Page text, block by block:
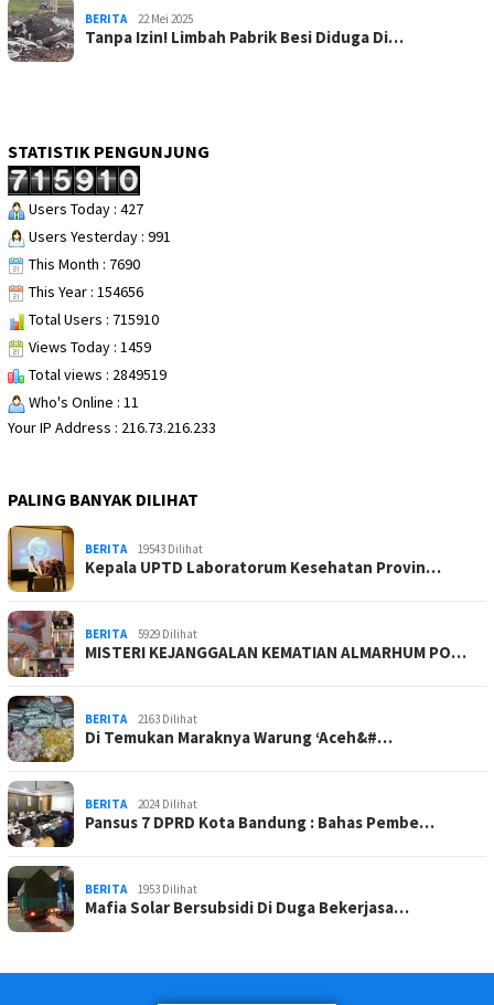
BERITA 22 Mei 2025
Tanpa Izin! Limbah Pabrik Besi Diduga Di…
STATISTIK PENGUNJUNG
Users Today : 427
Users Yesterday : 991
This Month : 7690
This Year : 154656
Total Users : 715910
Views Today : 1459
Total views : 2849519
Who's Online : 11
Your IP Address : 216.73.216.233
PALING BANYAK DILIHAT
BERITA 19543 Dilihat
Kepala UPTD Laboratorum Kesehatan Provin…
BERITA 5929 Dilihat
MISTERI KEJANGGALAN KEMATIAN ALMARHUM PO…
BERITA 2163 Dilihat
Di Temukan Maraknya Warung ‘Aceh&#…
BERITA 2024 Dilihat
Pansus 7 DPRD Kota Bandung : Bahas Pembe…
BERITA 1953 Dilihat
Mafia Solar Bersubsidi Di Duga Bekerjasa…